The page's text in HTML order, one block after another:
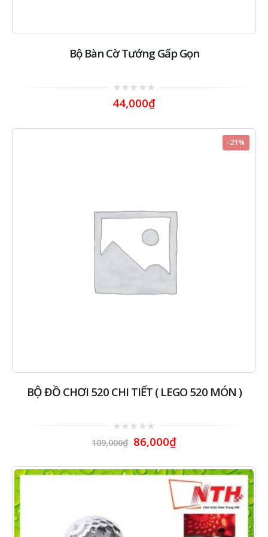
Bộ Bàn Cờ Tướng Gấp Gọn
out
44,000₫
-21%
BỘ ĐỒ CHƠI 520 CHI TIẾT ( LEGO 520 MÓN )
out
109,000₫ 86,000₫